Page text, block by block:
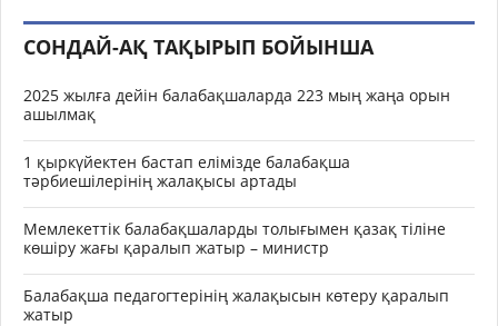
СОНДАЙ-АҚ ТАҚЫРЫП БОЙЫНША
2025 жылға дейін балабақшаларда 223 мың жаңа орын
ашылмақ
1 қыркүйектен бастап елімізде балабақша
тәрбиешілерінің жалақысы артады
Мемлекеттік балабақшаларды толығымен қазақ тіліне
көшіру жағы қаралып жатыр – министр
Балабақша педагогтерінің жалақысын көтеру қаралып
жатыр